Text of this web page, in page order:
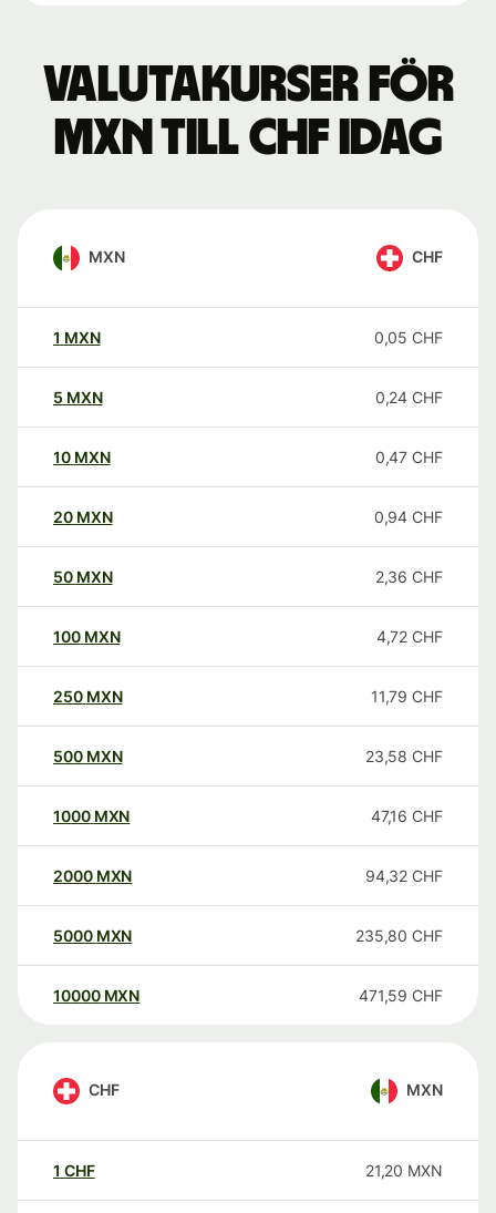
Valutakurser för
MXN till CHF idag
MXN CHF
1 MXN 0,05 CHF
5 MXN 0,24 CHF
10 MXN 0,47 CHF
20 MXN 0,94 CHF
50 MXN 2,36 CHF
100 MXN 4,72 CHF
250 MXN 11,79 CHF
500 MXN 23,58 CHF
1000 MXN 47,16 CHF
2000 MXN 94,32 CHF
5000 MXN 235,80 CHF
10000 MXN 471,59 CHF
CHF MXN
1 CHF 21,20 MXN